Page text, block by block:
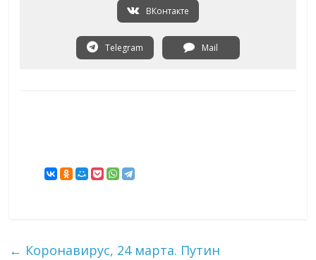
ВКонтакте
Telegram Mail
← Коронавирус, 24 марта. Путин